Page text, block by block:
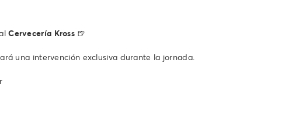
Cervecería Kross 🍺
una intervención exclusiva durante la jornada.